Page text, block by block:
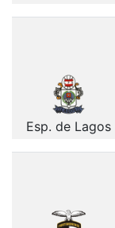
Esp. de Lagos